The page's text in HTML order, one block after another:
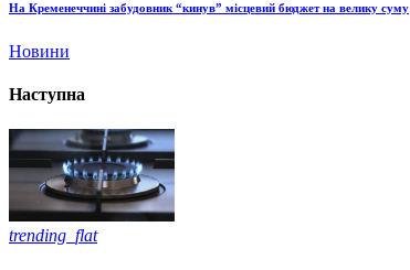
На Кременеччині забудовник “кинув” місцевий бюджет на велику суму
Новини
Наступна
trending_flat